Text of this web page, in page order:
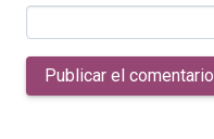
Publicar el comentario